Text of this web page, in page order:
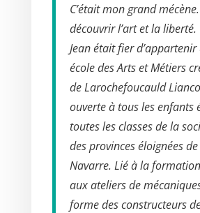
C’était mon grand
découvrir l’art et la liberté.
Jean était fier
école des Arts et Métiers
de Larochefoucauld
ouverte à tous les enfants
toutes les classes de la
des provinces éloignées
Navarre. Lié à la
aux ateliers de
forme des constructeurs